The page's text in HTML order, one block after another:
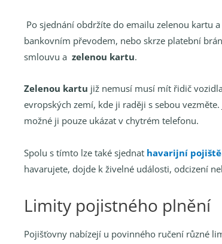
Po sjednání obdržíte do emailu zelenou kartu
bankovním převodem, nebo skrze platební
smlouvu a zelenou kartu.
Zelenou kartu již nemusí musí mít řidič
evropských zemí, kde ji raději s sebou
možné ji pouze ukázat v chytrém telefonu.
Spolu s tímto lze také sjednat havarijní
havarujete, dojde k živelné události, odcizení
Limity pojistného plnění
Pojišťovny nabízejí u povinného ručení různé